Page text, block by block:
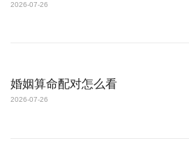
2026-07-26
婚姻算命配对怎么看
2026-07-26